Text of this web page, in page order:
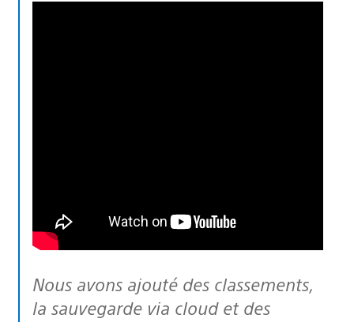
Nous avons ajouté des classements,
la sauvegarde via cloud et des